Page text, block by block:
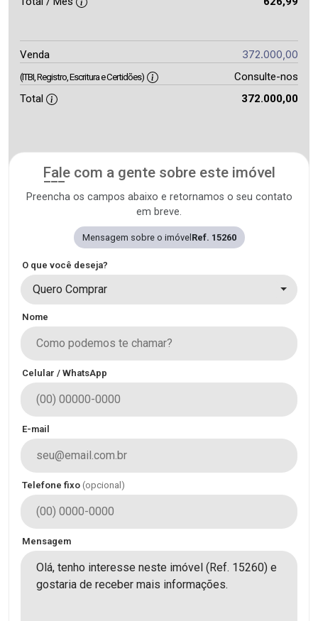
Venda 372.000,00
(ITBI, Registro, Escritura e Certidões)
Consulte-nos
Total
372.000,00
Fale com a gente sobre este imóvel
Preencha os campos abaixo e retornamos o seu contato
em breve.
Mensagem sobre o imóvel Ref. 15260
O que você deseja?
Quero Comprar
Nome
Celular / WhatsApp
E-mail
Telefone fixo (opcional)
Mensagem